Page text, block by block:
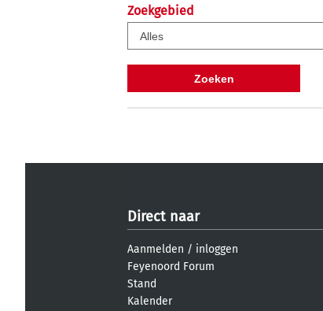
Zoekgebied
Direct naar
Aanmelden / inloggen
Feyenoord Forum
Stand
Kalender